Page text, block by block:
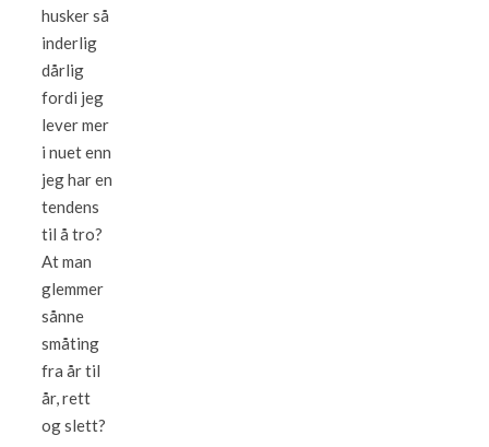
husker så
inderlig
dårlig
fordi jeg
lever mer
i nuet enn
jeg har en
tendens
til å tro?
At man
glemmer
sånne
småting
fra år til
år, rett
og slett?